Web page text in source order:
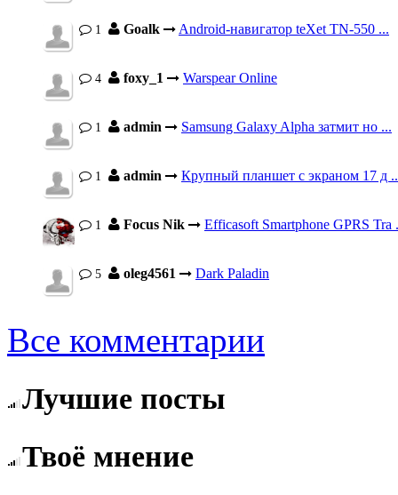
1 Goalk Android-навигатор teXet TN-550 ...
4 foxy_1 Warspear Online
1 admin Samsung Galaxy Alpha затмит но ...
1 admin Крупный планшет с экраном 17 д
1 Focus Nik Efficasoft Smartphone GPRS Tra
5 oleg4561 Dark Paladin
Все комментарии
Лучшие посты
Твоё мнение